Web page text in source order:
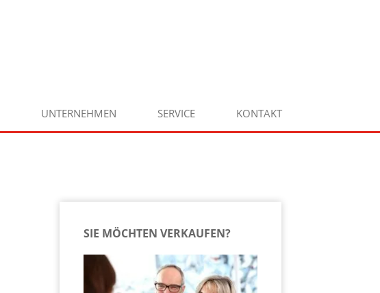
UNTERNEHMEN SERVICE KONTAKT
SIE MÖCHTEN VERKAUFEN?